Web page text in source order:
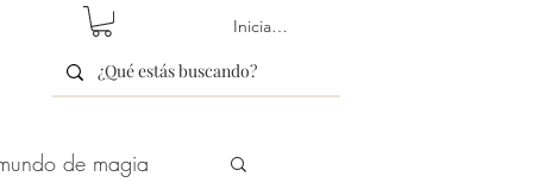
Iniciar sesión
de magia